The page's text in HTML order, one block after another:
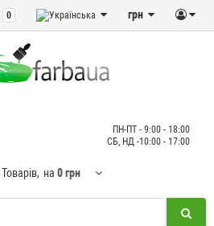
грн
0
ПН-ПТ - 9:00 - 18:00
СБ, НД -10:00 - 17:00
Товарів, на 0 грн